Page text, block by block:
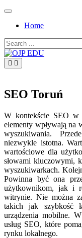
Skip
contentHome
Search
for:
SEO Toruń
W kontekście SEO w
elementy wpływają na
wyszukiwania.
niezwykle istotna.
wartościowe dla
słowami kluczowymi,
wyszukiwarkach.
Powinna być ona
użytkownikom, jak i
witrynie. Nie można
takich jak szybkość
urządzenia mobilne.
usług SEO, które
rynku lokalnego.